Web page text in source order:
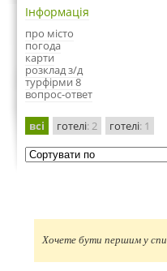
Інформація
про місто
погода
карти
розклад з/д
турфірми 8
вопрос-ответ
всі готелі: 2 готелі: 1
Хочете бути першим у